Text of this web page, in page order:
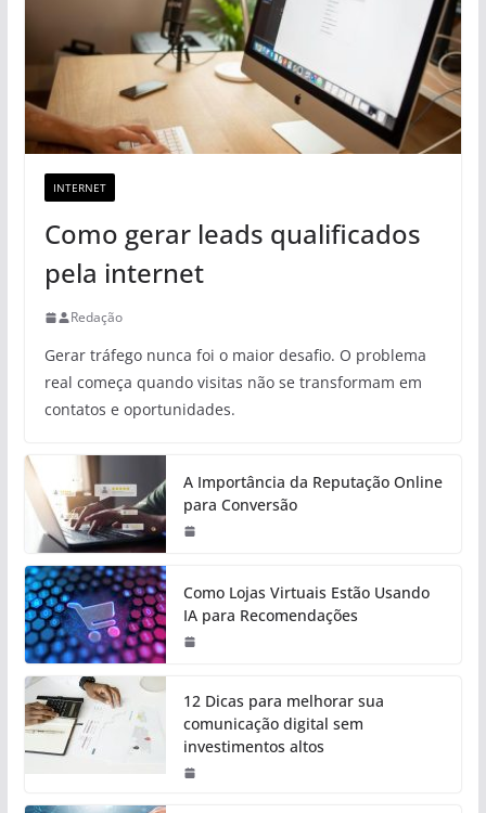
INTERNET
Como gerar leads qualificados
pela internet
Redação
Gerar tráfego nunca foi o maior desafio. O problema
real começa quando visitas não se transformam em
contatos e oportunidades.
A Importância da Reputação Online
para Conversão
Como Lojas Virtuais Estão Usando
IA para Recomendações
12 Dicas para melhorar sua
comunicação digital sem
investimentos altos